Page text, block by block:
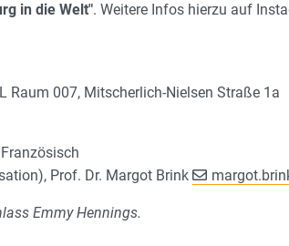
in die Welt". Weitere Infos hierzu auf
Raum 007, Mitscherlich-Nielsen Straße 1a
Prof. Dr. Margot Brink
Emmy Hennings.